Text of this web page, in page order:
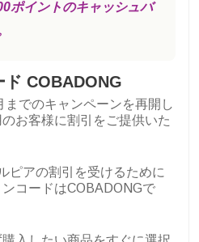
ポイントのキャッシュバ
ド COBADONG
でのキャンペーンを再開し
お客様に割引をご提供いた
ピアの割引を受けるために
コードはCOBADONGで